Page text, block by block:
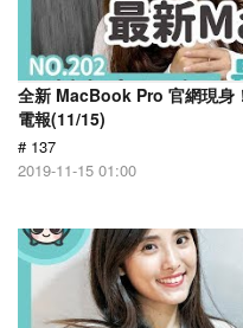
全新 MacBook Pro 官網現身
電報(11/15)
# 137
2019-11-15 01:00